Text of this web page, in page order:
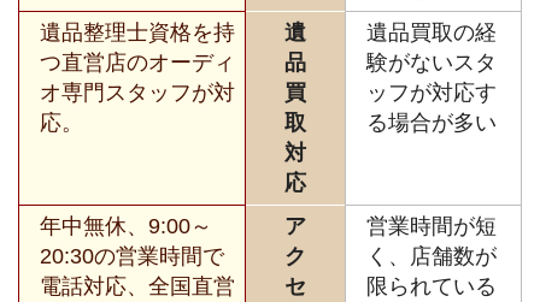
遺品整理士資格を持
つ直営店のオーディ
オ専門スタッフが対
応。
遺
品
買
取
対
応
遺品買取の経
験がないスタ
ッフが対応す
る場合が多い
年中無休、9:00～
20:30の営業時間で
電話対応、全国直営
ア
ク
セ
営業時間が短
く、店舗数が
限られている